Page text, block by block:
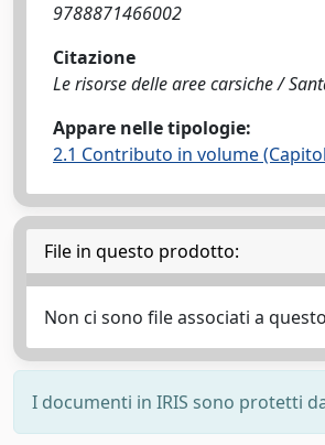
9788871466002
Citazione
Le risorse delle aree carsiche /
Appare nelle tipologie:
2.1 Contributo in volume
File in questo prodotto:
Non ci sono file associati a
I documenti in IRIS sono protetti